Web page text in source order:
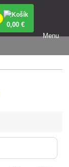
0,00 €
Menu